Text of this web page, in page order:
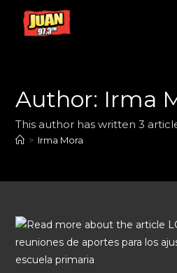
Author: Irma
This author has written 3
> Irma Mora